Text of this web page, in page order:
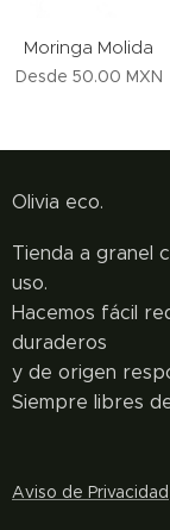
Moringa Molida
Desde 50.00 MXN
Olivia eco.
Tienda a granel
uso.
Hacemos fácil
duraderos
y de origen
Siempre libres
Aviso de Privacidad